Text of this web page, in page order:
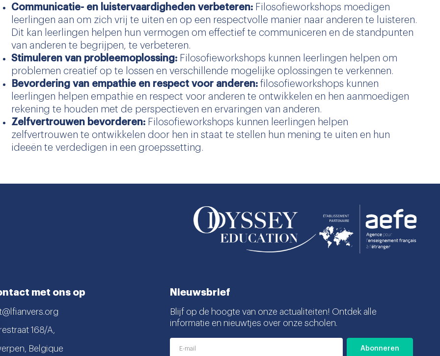
Communicatie- en luistervaardigheden verbeteren: Filosofieworkshops moedigen
leerlingen aan om zich vrij te uiten en op een respectvolle manier naar anderen te luisteren.
Dit kan leerlingen helpen hun vermogen om effectief te communiceren en de standpunten
van anderen te begrijpen, te verbeteren.
Stimuleren van probleemoplossing: Filosofieworkshops kunnen leerlingen helpen om
problemen creatief op te lossen en verschillende mogelijke oplossingen te verkennen.
Bevordering van empathie en respect voor anderen: filosofieworkshops kunnen
leerlingen helpen empathie en respect voor anderen te ontwikkelen en hen aanmoedigen
rekening te houden met de perspectieven en ervaringen van anderen.
Zelfvertrouwen bevorderen: Filosofieworkshops kunnen leerlingen helpen
zelfvertrouwen te ontwikkelen door hen in staat te stellen hun mening te uiten en hun
ideeën te verdedigen in een groepssetting.
met ons op
168/A,
Belgique
Nieuwsbrief
Blijf op de hoogte van onze actualiteiten! Ontdek alle
informatie en nieuwtjes over onze scholen.